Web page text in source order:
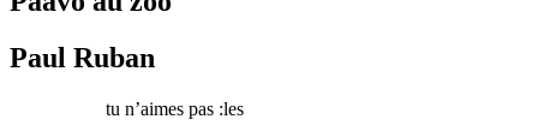
Paul Ruban
tu n’aimes pas :les